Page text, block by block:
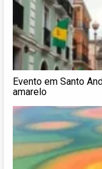
Evento em Santo
amarelo